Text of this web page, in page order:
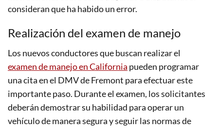
consideran que ha habido un error.
Realización del examen de manejo
Los nuevos conductores que buscan realizar el
examen de manejo en California pueden programar
una cita en el DMV de Fremont para efectuar este
importante paso. Durante el examen, los solicitantes
deberán demostrar su habilidad para operar un
vehículo de manera segura y seguir las normas de